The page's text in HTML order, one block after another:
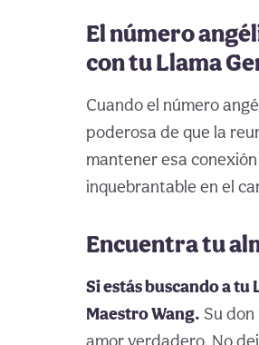
El número
con tu Llama
Cuando el número
poderosa de que la
mantener esa
inquebrantable en el
Encuentra tu
Si estás buscando a
Maestro Wang. Su
amor verdadero. No